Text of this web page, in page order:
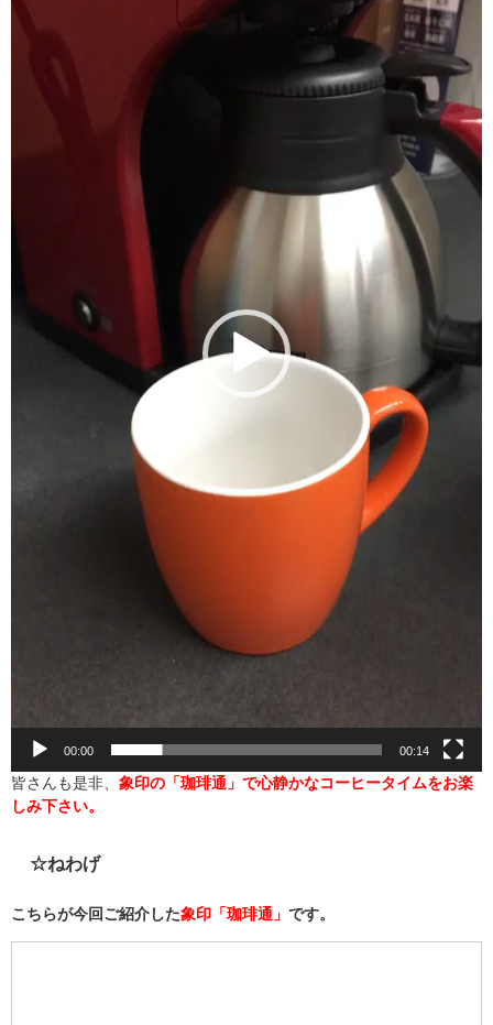
00:00 00:14
皆さんも是非、 象印の「珈琲通」で心静かなコーヒータイムをお楽
しみ下さい。
☆ねわげ
こちらが今回ご紹介した象印「珈琲通」 です。